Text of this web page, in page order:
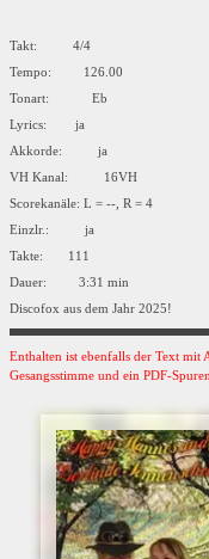
Takt: 4/4
Tempo: 126.00
Tonart: Eb
Lyrics: ja
Akkorde: ja
VH Kanal: 16VH
Scorekanäle: L = --, R = 4
Einzlr.: ja
Takte: 111
Dauer: 3:31 min
Discofox aus dem Jahr 2025!
Enthalten ist ebenfalls der Text
Gesangsstimme und ein PDF-